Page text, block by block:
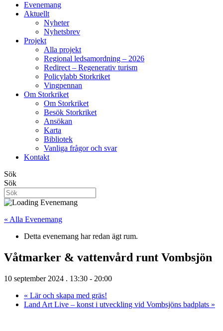
Evenemang
Aktuellt
Nyheter
Nyhetsbrev
Projekt
Alla projekt
Regional ledsamordning – 2026
Redirect – Regenerativ turism
Policylabb Storkriket
Vingpennan
Om Storkriket
Om Storkriket
Besök Storkriket
Ansökan
Karta
Bibliotek
Vanliga frågor och svar
Kontakt
Sök
Sök
« Alla Evenemang
Detta evenemang har redan ägt rum.
Våtmarker & vattenvård runt Vombsjön
10 september 2024 . 13:30 - 20:00
« Lär och skapa med gräs!
Land Art Live – konst i utveckling vid Vombsjöns badplats »